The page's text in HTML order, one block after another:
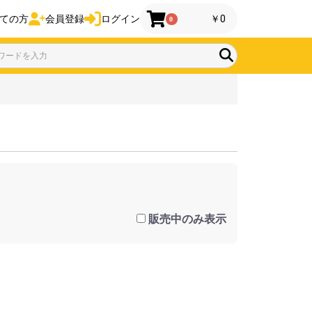
の方 会員登録 ログイン 0 ￥0
販売中のみ表示